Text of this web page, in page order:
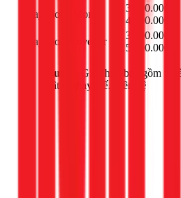
Thay block Mono
3.500.000 -
4.500.000đ
Thay block Inverter
3.800.000 -
5.000.000đ
Lưu ý:
Giá chưa bao gồm
vật tư thay thế. Liên hệ